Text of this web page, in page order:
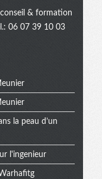
& formation
06 07 39 10 03
la peau d’un
l'ingenieur